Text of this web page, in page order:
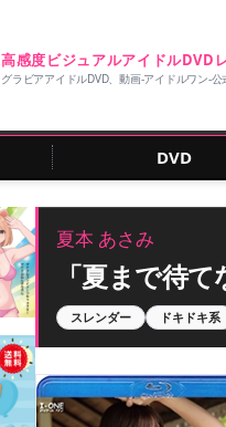
高感度ビジュアルアイドルDVD
グラビアアイドルDVD、動画‐アイドルワン‐公
DVD
夏本 あさみ
「夏まで待て
スレンダー ドキドキ系